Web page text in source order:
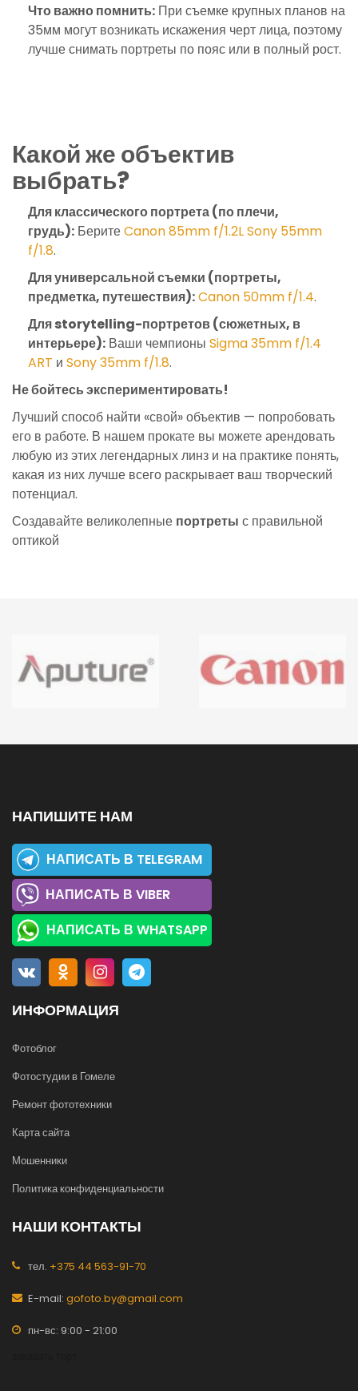
Что важно помнить: При съемке крупных планов на
35мм могут возникать искажения черт лица, поэтому
лучше снимать портреты по пояс или в полный рост.
Какой же объектив
выбрать?
Для классического портрета (по плечи,
грудь): БеритеCanon 85mm f/1.2LSony 55mm
f/1.8.
Для универсальной съемки (портреты,
предметка, путешествия):Canon 50mm f/1.4.
Для storytelling-портретов (сюжетных, в
интерьере): Ваши чемпионы Sigma 35mm f/1.4
ART и Sony 35mm f/1.8.
Не бойтесь экспериментировать!
Лучший способ найти «свой» объектив — попробовать
его в работе. В нашем прокате вы можете арендовать
любую из этих легендарных линз и на практике понять,
какая из них лучше всего раскрывает ваш творческий
потенциал.
Создавайте великолепные портреты с правильной
оптикой
НАПИШИТЕ НАМ
НАПИСАТЬ В TELEGRAM
НАПИСАТЬ В VIBER
НАПИСАТЬ В WHATSAPP
ИНФОРМАЦИЯ
Фотоблог
Фотостудии в Гомеле
Ремонт фототехники
Карта сайта
Мошенники
Политика конфиденциальности
НАШИ КОНТАКТЫ
тел. +375 44 563-91-70
E-mail: gofoto.by@gmail.com
пн-вс: 9:00 - 21:00